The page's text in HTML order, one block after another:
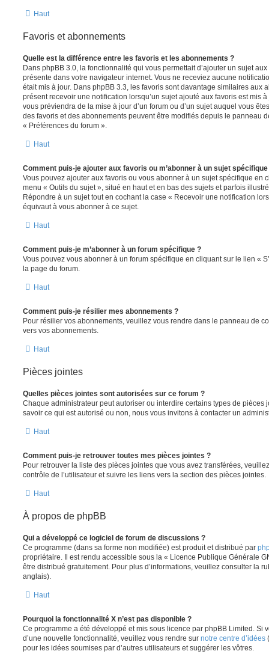
Haut
Favoris et abonnements
Quelle est la différence entre les favoris et les abonnements ?
Dans phpBB 3.0, la fonctionnalité qui vous permettait d’ajouter un sujet
présente dans votre navigateur internet. Vous ne receviez aucune
était mis à jour. Dans phpBB 3.3, les favoris sont davantage similaires aux
présent recevoir une notification lorsqu’un sujet ajouté aux favoris est mis
vous préviendra de la mise à jour d’un forum ou d’un sujet auquel vous
des favoris et des abonnements peuvent être modifiés depuis le panneau
« Préférences du forum ».
Haut
Comment puis-je ajouter aux favoris ou m’abonner à un sujet spécifique
Vous pouvez ajouter aux favoris ou vous abonner à un sujet spécifique en
menu « Outils du sujet », situé en haut et en bas des sujets et parfois
Répondre à un sujet tout en cochant la case « Recevoir une notification
équivaut à vous abonner à ce sujet.
Haut
Comment puis-je m’abonner à un forum spécifique ?
Vous pouvez vous abonner à un forum spécifique en cliquant sur le lien «
la page du forum.
Haut
Comment puis-je résilier mes abonnements ?
Pour résilier vos abonnements, veuillez vous rendre dans le panneau de
vers vos abonnements.
Haut
Pièces jointes
Quelles pièces jointes sont autorisées sur ce forum ?
Chaque administrateur peut autoriser ou interdire certains types de pièces
savoir ce qui est autorisé ou non, nous vous invitons à contacter un
Haut
Comment puis-je retrouver toutes mes pièces jointes ?
Pour retrouver la liste des pièces jointes que vous avez transférées,
contrôle de l’utilisateur et suivre les liens vers la section des pièces jointes.
Haut
À propos de phpBB
Qui a développé ce logiciel de forum de discussions ?
Ce programme (dans sa forme non modifiée) est produit et distribué par
propriétaire. Il est rendu accessible sous la « Licence Publique Générale
être distribué gratuitement. Pour plus d’informations, veuillez consulter la
anglais).
Haut
Pourquoi la fonctionnalité X n’est pas disponible ?
Ce programme a été développé et mis sous licence par phpBB Limited. Si
d’une nouvelle fonctionnalité, veuillez vous rendre sur notre centre d’idées
pour les idées soumises par d’autres utilisateurs et suggérer les vôtres.